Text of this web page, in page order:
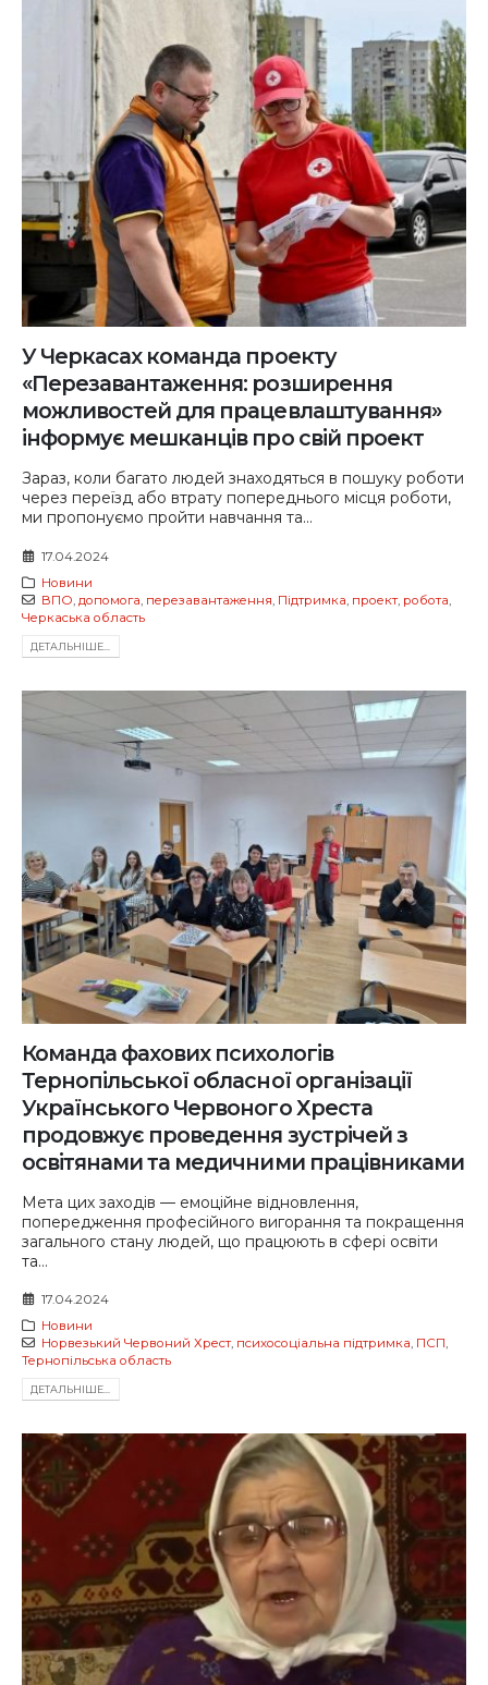
У Черкасах команда проекту
«Перезавантаження: розширення
можливостей для працевлаштування»
інформує мешканців про свій проект
Зараз, коли багато людей знаходяться в пошуку роботи
через переїзд або втрату попереднього місця роботи,
ми пропонуємо пройти навчання та...
17.04.2024
Новини
ВПО допомога перезавантаження Підтримка проект, робота
Черкаська область
ДЕТАЛЬНIШЕ...
Команда фахових психологів
Тернопільської обласної організації
Українського Червоного Хреста
продовжує проведення зустрічей з
освітянами та медичними працівниками
Мета цих заходів — емоційне відновлення,
попередження професійного вигорання та покращення
загального стану людей, що працюють в сфері освіти
та...
17.04.2024
Новини
Норвезький Червоний Хрест, психосоціальна підтримка, ПСП,
Тернопільська область
ДЕТАЛЬНIШЕ...